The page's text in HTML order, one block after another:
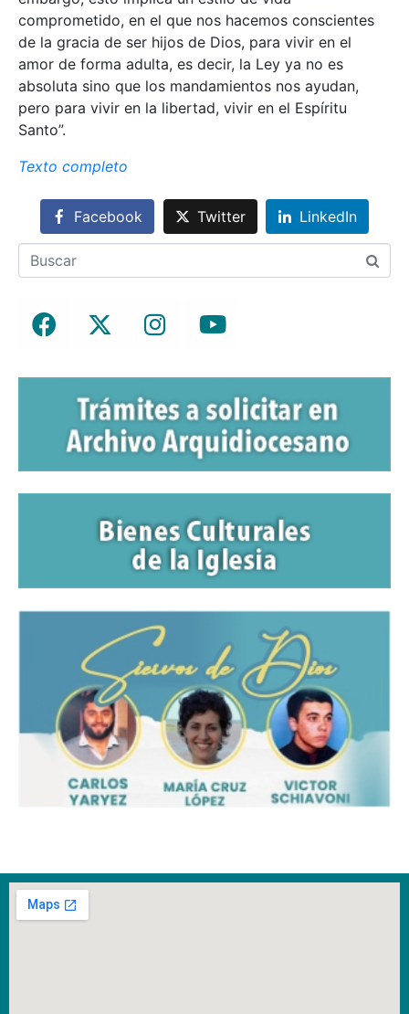
comprometido, en el que nos hacemos conscientes
de la gracia de ser hijos de Dios, para vivir en el
amor de forma adulta, es decir, la Ley ya no es
absoluta sino que los mandamientos nos ayudan,
pero para vivir en la libertad, vivir en el Espíritu
Santo”.
Texto completo
Facebook Twitter LinkedIn